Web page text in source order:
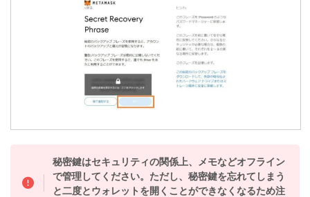
秘密鍵はセキュリティの関係上、メモなどオフライン
で管理してください。ただし、秘密鍵を忘れてしまう
と二度とウォレットを開くことができなくなるため注